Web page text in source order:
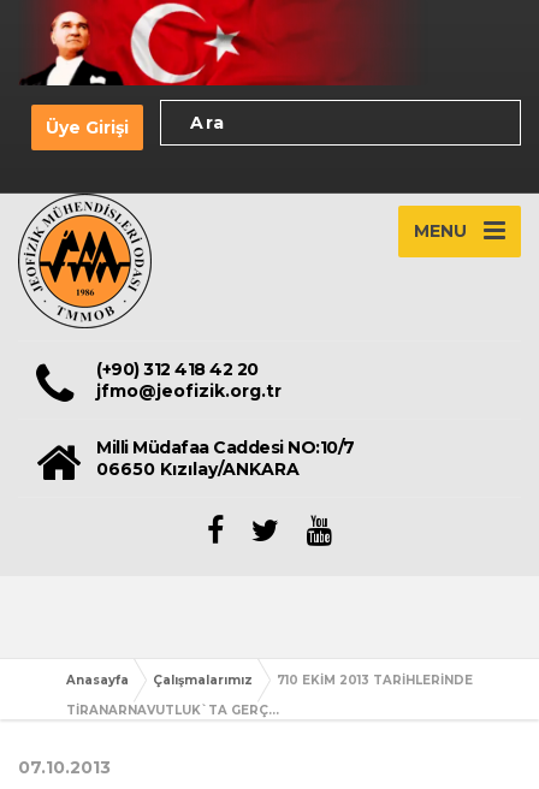
Üye Girişi
MENU
(+90) 312 418 42 20
jfmo@jeofizik.org.tr
Milli Müdafaa Caddesi NO:10/7
06650 Kızılay/ANKARA
Anasayfa Çalışmalarımız
710 EKİM 2013 TARİHLERİNDE
TİRANARNAVUTLUK`TA GERÇ...
07.10.2013